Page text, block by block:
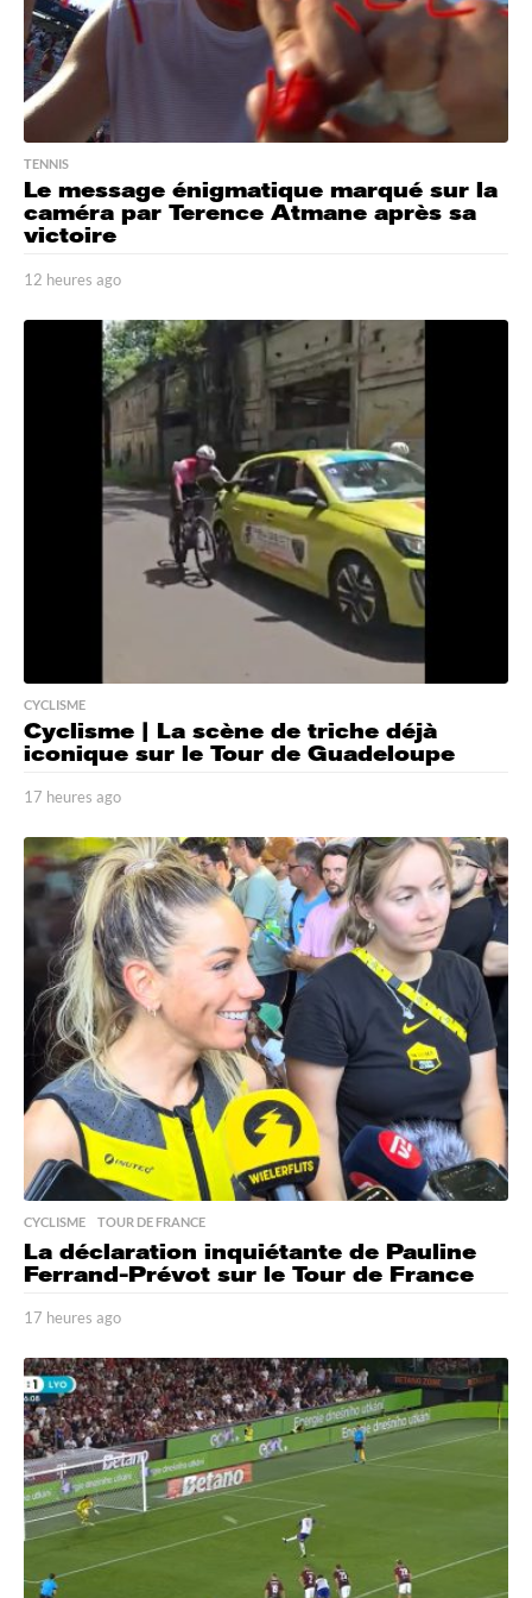
TENNIS
Le message énigmatique marqué sur la
caméra par Terence Atmane après sa
victoire
12 heures ago
h
e
u
r
e
s
a
o
CYCLISME
Cyclisme | La scène de triche déjà
iconique sur le Tour de Guadeloupe
17 heures ago
h
e
u
r
e
s
a
g
o
CYCLISME ,TOUR DE FRANCE
La déclaration inquiétante de Pauline
Ferrand-Prévot sur le Tour de France
17 heures ago
h
e
u
r
e
s
a
g